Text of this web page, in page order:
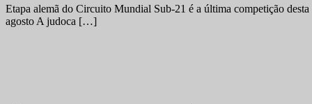
Etapa alemã do Circuito Mundial Sub-21 é a última competição
agosto A judoca […]